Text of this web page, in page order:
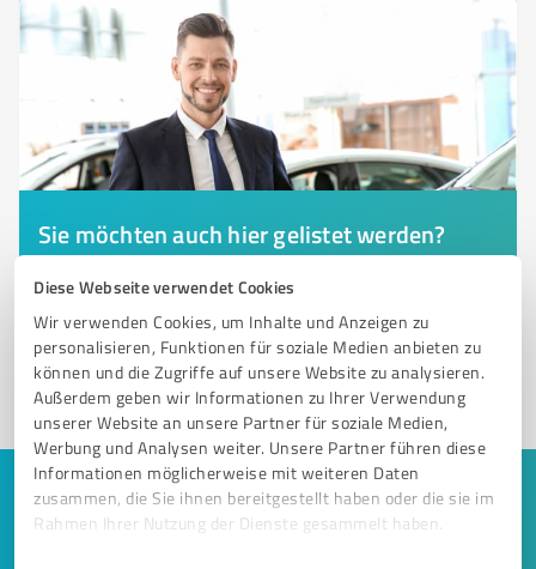
Diese Webseite verwendet Cookies
Wir verwenden Cookies, um Inhalte und Anzeigen zu
personalisieren, Funktionen für soziale Medien anbieten zu
können und die Zugriffe auf unsere Website zu analysieren.
Außerdem geben wir Informationen zu Ihrer Verwendung
unserer Website an unsere Partner für soziale Medien,
Werbung und Analysen weiter. Unsere Partner führen diese
Informationen möglicherweise mit weiteren Daten
zusammen, die Sie ihnen bereitgestellt haben oder die sie im
Rahmen Ihrer Nutzung der Dienste gesammelt haben.
Sie möchten auch hier gelistet werden?
Kunden empfohlener ProvenExpert!
1
Keine Zeit für lange Recherchen und E-
Mails? Jetzt Angebote empfangen!